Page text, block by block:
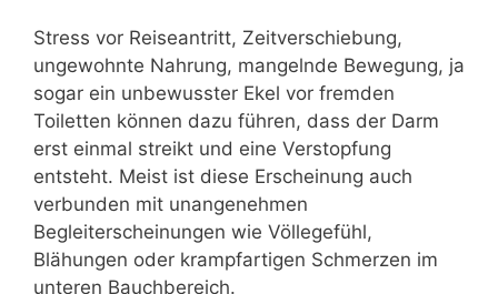
Stress vor Reiseantritt, Zeitverschiebung,
ungewohnte Nahrung, mangelnde Bewegung, ja
sogar ein unbewusster Ekel vor fremden
Toiletten können dazu führen, dass der Darm
erst einmal streikt und eine Verstopfung
entsteht. Meist ist diese Erscheinung auch
verbunden mit unangenehmen
Begleiterscheinungen wie Völlegefühl,
Blähungen oder krampfartigen Schmerzen im
unteren Bauchbereich.